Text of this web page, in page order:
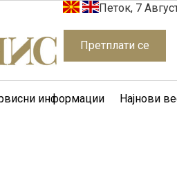
Петок, 7
Претплати се
информации Најнови